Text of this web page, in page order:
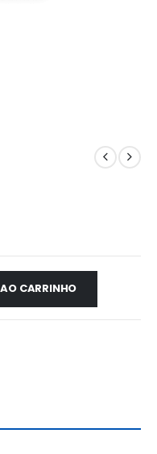
CARRINHO